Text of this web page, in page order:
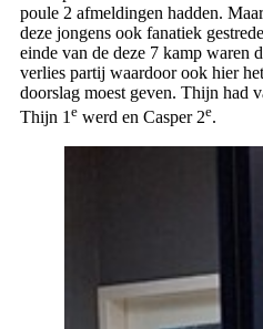
poule 2 afmeldingen hadden.
deze jongens ook fanatiek
einde van de deze 7 kamp waren
verlies partij waardoor ook hier
doorslag moest geven. Thijn had
Thijn 1e werd en Casper 2e.